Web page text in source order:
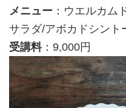
メニュー ：ウエルカム
サラダ/アボカドシント
受講料：9,000円